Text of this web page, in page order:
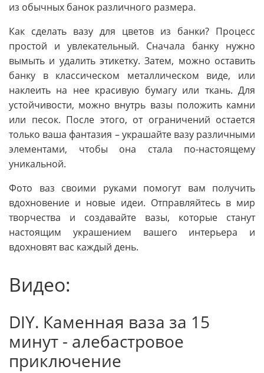
из обычных банок различного размера.
Как сделать вазу для цветов из банки? Процесс
простой и увлекательный. Сначала банку нужно
вымыть и удалить этикетку. Затем, можно оставить
банку в классическом металлическом виде, или
наклеить на нее красивую бумагу или ткань. Для
устойчивости, можно внутрь вазы положить камни
или песок. После этого, от ограничений остается
только ваша фантазия – украшайте вазу различными
элементами, чтобы она стала по-настоящему
уникальной.
Фото ваз своими руками помогут вам получить
вдохновение и новые идеи. Отправляйтесь в мир
творчества и создавайте вазы, которые станут
настоящим украшением вашего интерьера и
вдохновят вас каждый день.
Видео:
DIY. Каменная ваза за 15
минут - алебастровое
приключение